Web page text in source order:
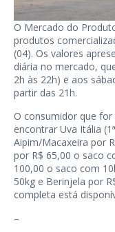
O Mercado do
produtos
(04). Os valores
diária no mercado,
2h às 22h) e aos
partir das 21h.
O consumidor que
encontrar Uva Itália
Aipim/Macaxeira por
por R$ 65,00 o saco
100,00 o saco com
50kg e Berinjela por
completa está
–